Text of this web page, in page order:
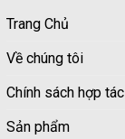
Trang Chủ
Về chúng tôi
Chính sách hợp tác
Sản phẩm